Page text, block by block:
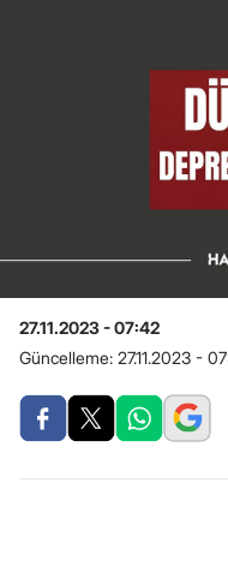
27.11.2023 - 07:42
Güncelleme: 27.11.2023 -